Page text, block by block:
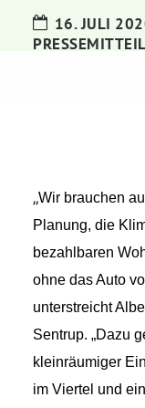
Dorothea
Daniel Freund,
Delegierte
Grüne
16. JULI
„Wir brauchen
Planung, die
bezahlbaren
ohne das Auto
unterstreicht
Sentrup. „Dazu
kleinräumiger
im Viertel und